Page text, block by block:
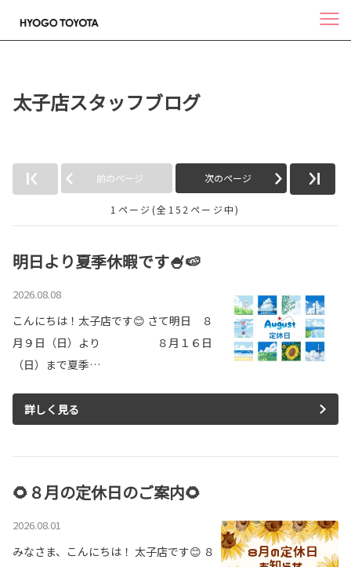
太子店スタッフブログ
前のページ 次のページ
1ページ(全152ページ中)
明日より夏季休暇です🍧🍉
2026.08.08
こんにちは！太子店です😊 さて明日 ８
月９日（日）より ８月１６日
（日）まで夏季…
詳しく見る
🌻８月の定休日のご案内🌻
2026.08.01
みなさま、こんにちは！ 太子店です😊 ８